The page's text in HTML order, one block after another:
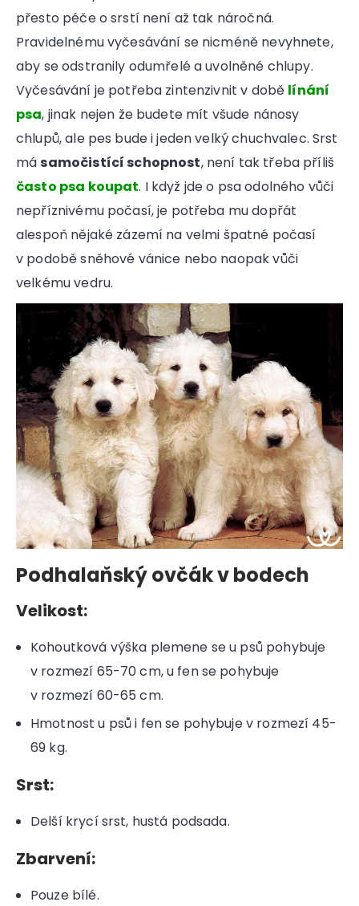
přesto péče o srstí není až tak náročná.
Pravidelnému vyčesávání se nicméně nevyhnete,
aby se odstranily odumřelé a uvolněné chlupy.
Vyčesávání je potřeba zintenzivnit v době línání
psa, jinak nejen že budete mít všude nánosy
chlupů, ale pes bude i jeden velký chuchvalec. Srst
másamočistící schopnost, není tak třeba příliš
často psa koupat. I když jde o psa odolného vůči
nepříznivému počasí, je potřeba mu dopřát
alespoň nějaké zázemí na velmi špatné počasí
v podobě sněhové vánice nebo naopak vůči
velkému vedru.
Podhalaňský ovčák v bodech
Velikost:
Kohoutková výška plemene se u psů pohybuje
v rozmezí 65-70 cm, u fen se pohybuje
v rozmezí 60-65 cm.
Hmotnost u psů i fen se pohybuje v rozmezí 45-
69 kg.
Srst:
Delší krycí srst, hustá podsada.
Zbarvení:
Pouze bílé.